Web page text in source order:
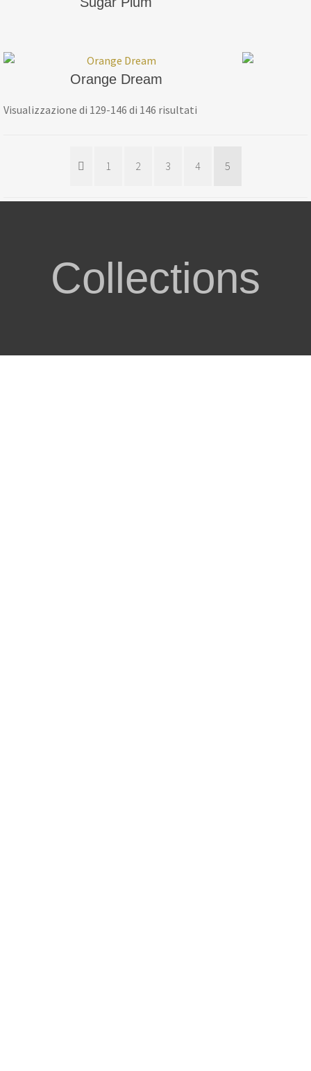
Orange Dream
Visualizzazione di 129-146 di 146 risultati
1 2 3 4 5
Collections